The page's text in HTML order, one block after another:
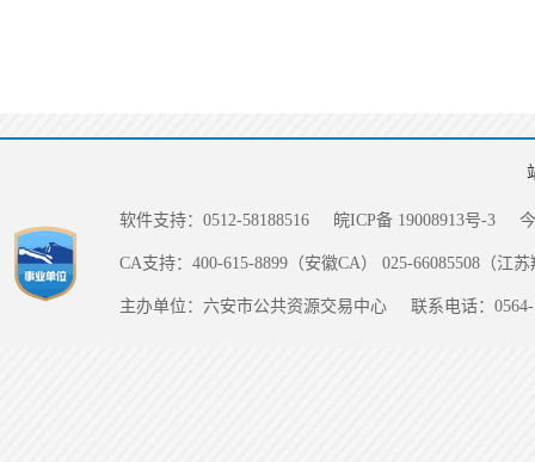
软件支持：0512-58188516 皖ICP备 19008913号-3
CA支持：400-615-8899（安徽CA） 025-66085508（江
主办单位：六安市公共资源交易中心 联系电话：0564-